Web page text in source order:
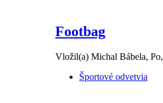
Footbag
Vložil(a) Michal Bábela,
Športové odvetvia